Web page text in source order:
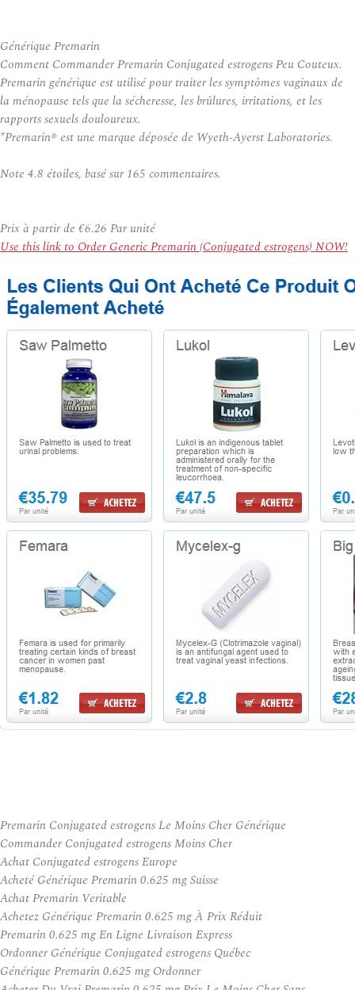
Générique Premarin
Comment Commander Premarin Conjugated estrogens Peu Couteux.
Premarin générique est utilisé pour traiter les symptômes vaginaux de
la ménopause tels que la sécheresse, les brûlures, irritations, et les
rapports sexuels douloureux.
*Premarin® est une marque déposée de Wyeth-Ayerst Laboratories.
Note 4.8 étoiles, basé sur 165 commentaires.
Prix à partir de €6.26 Par unité
Use this link to Order Generic Premarin (Conjugated estrogens) NOW!
Premarin Conjugated estrogens Le Moins Cher Générique
Commander Conjugated estrogens Moins Cher
Achat Conjugated estrogens Europe
Acheté Générique Premarin 0.625 mg Suisse
Achat Premarin Veritable
Achetez Générique Premarin 0.625 mg À Prix Réduit
Premarin 0.625 mg En Ligne Livraison Express
Ordonner Générique Conjugated estrogens Québec
Générique Premarin 0.625 mg Ordonner